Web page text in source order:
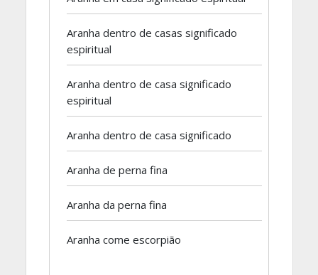
Aranha dentro de casas significado
espiritual
Aranha dentro de casa significado
espiritual
Aranha dentro de casa significado
Aranha de perna fina
Aranha da perna fina
Aranha come escorpião